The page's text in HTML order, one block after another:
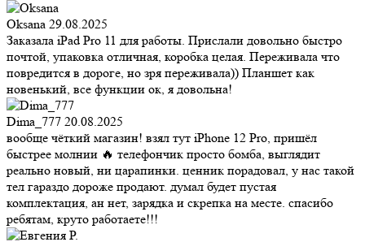
Oksana 29.08.2025
Заказала iPad Pro 11 для работы. Прислали довольно быстро
почтой, упаковка отличная, коробка целая. Переживала что
повредится в дороге, но зря переживала)) Планшет как
новенький, все функции ок, я довольна!
Dima_777 20.08.2025
вообще чёткий магазин! взял тут iPhone 12 Pro, пришёл
быстрее молнии 🔥 телефончик просто бомба, выглядит
реально новый, ни царапинки. ценник порадовал, у нас такой
тел гараздо дороже продают. думал будет пустая
комплектация, ан нет, зарядка и скрепка на месте. спасибо
ребятам, круто работаете!!!